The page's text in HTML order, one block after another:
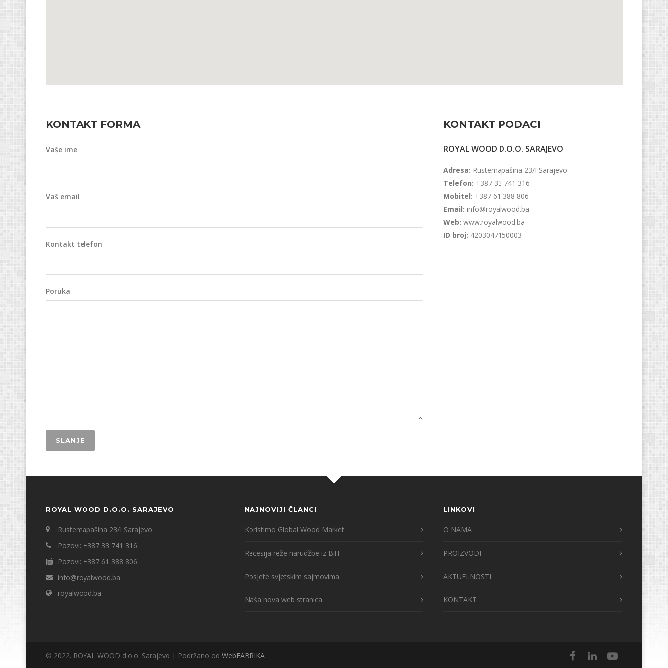
KONTAKT FORMA
Vaše ime
Vaš email
Kontakt telefon
Poruka
KONTAKT PODACI
ROYAL WOOD D.O.O. SARAJEVO
Adresa: Rustemapašina 23/I Sarajevo
Telefon: +387 33 741 316
Mobitel: +387 61 388 806
Email: info@royalwood.ba
Web: www.royalwood.ba
ID broj: 4203047150003
ROYAL WOOD D.O.O. SARAJEVO
Rustemapašina 23/I Sarajevo
Pozovi: +387 33 741 316
Pozovi: +387 61 388 806
info@royalwood.ba
royalwood.ba
NAJNOVIJI ČLANCI
Koristimo Global Wood Market
Recesija reže narudžbe iz BiH
Posjete svjetskim sajmovima
Naša nova web stranica
LINKOVI
O NAMA
PROIZVODI
AKTUELNOSTI
KONTAKT
© 2022. ROYAL WOOD d.o.o. Sarajevo | Podržano od WebFABRIKA